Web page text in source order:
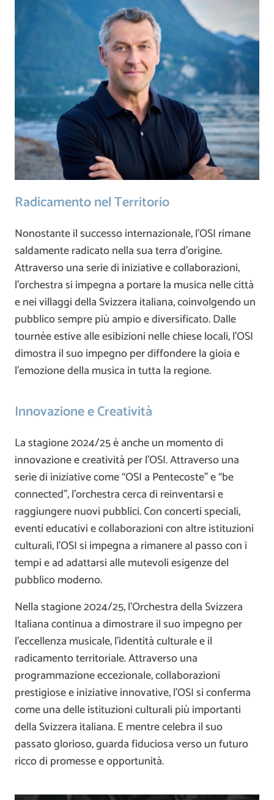
Radicamento nel Territorio
Nonostante il successo internazionale, l’OSI rimane
saldamente radicato nella sua terra d’origine.
Attraverso una serie di iniziative e collaborazioni,
l’orchestra si impegna a portare la musica nelle città
e nei villaggi della Svizzera italiana, coinvolgendo un
pubblico sempre più ampio e diversificato. Dalle
tournée estive alle esibizioni nelle chiese locali, l’OSI
dimostra il suo impegno per diffondere la gioia e
l’emozione della musica in tutta la regione.
Innovazione e Creatività
La stagione 2024/25 è anche un momento di
innovazione e creatività per l’OSI. Attraverso una
serie di iniziative come “OSI a Pentecoste” e “be
connected”, l’orchestra cerca di reinventarsi e
raggiungere nuovi pubblici. Con concerti speciali,
eventi educativi e collaborazioni con altre istituzioni
culturali, l’OSI si impegna a rimanere al passo con i
tempi e ad adattarsi alle mutevoli esigenze del
pubblico moderno.
Nella stagione 2024/25, l’Orchestra della Svizzera
Italiana continua a dimostrare il suo impegno per
l’eccellenza musicale, l’identità culturale e il
radicamento territoriale. Attraverso una
programmazione eccezionale, collaborazioni
prestigiose e iniziative innovative, l’OSI si conferma
come una delle istituzioni culturali più importanti
della Svizzera italiana. E mentre celebra il suo
passato glorioso, guarda fiduciosa verso un futuro
ricco di promesse e opportunità.